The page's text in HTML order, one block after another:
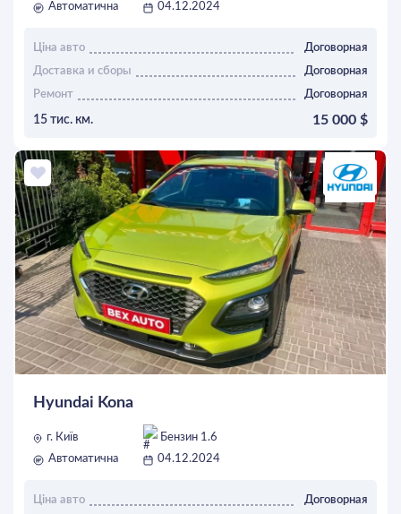
Автоматична
04.12.2024
Ціна авто
Договорная
Доставка и сборы
Договорная
Ремонт
Договорная
15 тис. км. 15 000 $
ОСТАВИТЬ ЗАЯВКУ
Hyundai Kona
г. Київ
Бензин 1.6
Автоматична
04.12.2024
Ціна авто
Договорная